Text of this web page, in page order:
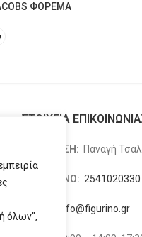
όλων",
ΦΟΡΕΜΑ
ΣΤΟΙΧΕΙΑ
ΔΙΕΥΘΥΝΣΗ: Παναγή
ΤΗΛΕΦΩΝΟ: 2541020330
info@figurino.gr